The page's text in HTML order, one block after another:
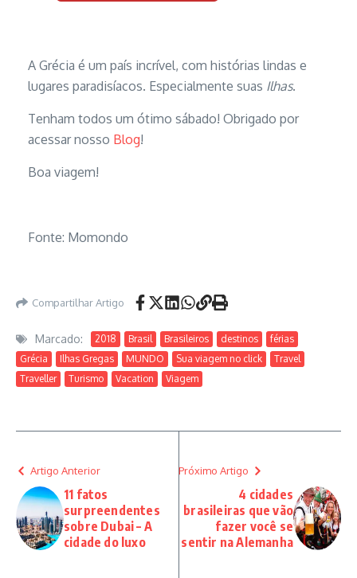
A Grécia é um país incrível, com histórias lindas e
lugares paradisíacos. Especialmente suas Ilhas.
Tenham todos um ótimo sábado! Obrigado por
acessar nosso Blog!
Boa viagem!
Fonte: Momondo
Compartilhar Artigo
Marcado: 2018 Brasil Brasileiros destinos
férias
Grécia
Ilhas Gregas MUNDO Sua viagem no click
Travel
Traveller
Turismo Vacation Viagem
Artigo Anterior
11 fatos
surpreendentes
sobre Dubai – A
cidade do luxo
Próximo Artigo
4 cidades
brasileiras que vão
fazer você se
sentir na Alemanha